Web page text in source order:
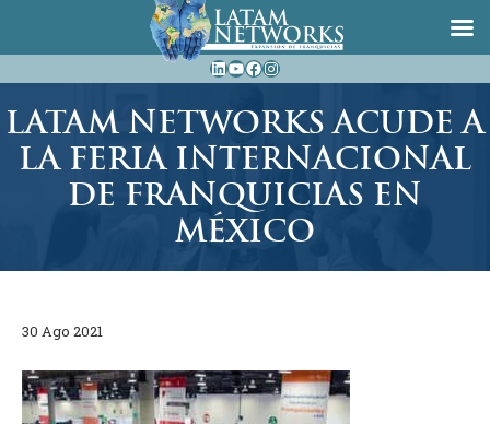
al
contenido
LinkedIn
YouTube
Facebook
Instagram
LATAM NETWORKS ACUDE A
LA FERIA INTERNACIONAL
DE FRANQUICIAS EN
MÉXICO
30 Ago 2021